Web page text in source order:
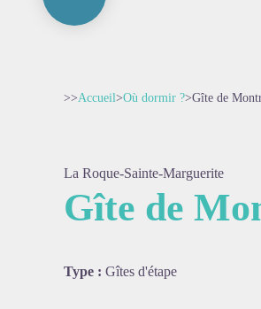
>>Accueil>Où dormir ?>Gîte de
La Roque-Sainte-Marguerite
Gîte de
Type : Gîtes d'étape